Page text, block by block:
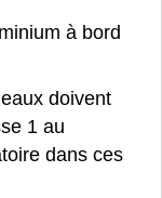
à bord
doivent
1 au
dans ces